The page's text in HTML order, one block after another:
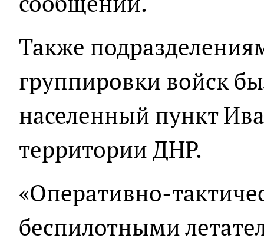
Также
группировки войск
населенный пункт
территории ДНР.
«Оперативно-
беспилотными